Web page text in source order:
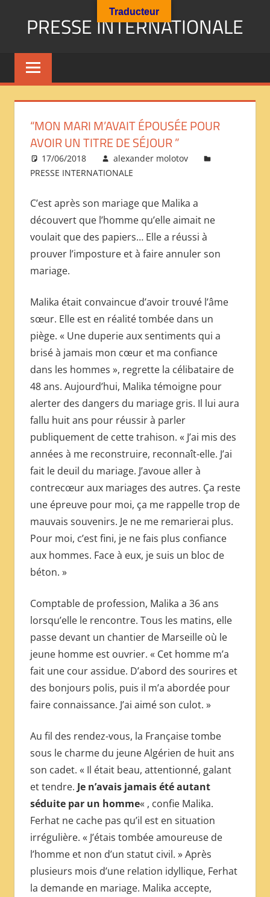
PRESSE INTERNATIONALE
Presse
Internationale
Géopolitique
Immigration
Société
Emploi
Economie
INTERNATIONAL
PRESS
REVIEW
——
ОБЗОР
ПРЕССЫ
“MON MARI M’AVAIT ÉPOUSÉE POUR
AVOIR UN TITRE DE SÉJOUR ”
17/06/2018
alexander molotov
PRESSE INTERNATIONALE
C’est après son mariage que Malika a
découvert que l’homme qu’elle aimait ne
voulait que des papiers… Elle a réussi à
prouver l’imposture et à faire annuler son
mariage.
Malika était convaincue d’avoir trouvé l’âme
sœur. Elle est en réalité tombée dans un
piège. « Une duperie aux sentiments qui a
brisé à jamais mon cœur et ma confiance
dans les hommes », regrette la célibataire de
48 ans. Aujourd’hui, Malika témoigne pour
alerter des dangers du mariage gris. Il lui aura
fallu huit ans pour réussir à parler
publiquement de cette trahison. « J’ai mis des
années à me reconstruire, reconnaît-elle. J’ai
fait le deuil du mariage. J’avoue aller à
contrecœur aux mariages des autres. Ça reste
une épreuve pour moi, ça me rappelle trop de
mauvais souvenirs. Je ne me remarierai plus.
Pour moi, c’est fini, je ne fais plus confiance
aux hommes. Face à eux, je suis un bloc de
béton. »
Comptable de profession, Malika a 36 ans
lorsqu’elle le rencontre. Tous les matins, elle
passe devant un chantier de Marseille où le
jeune homme est ouvrier. « Cet homme m’a
fait une cour assidue. D’abord des sourires et
des bonjours polis, puis il m’a abordée pour
faire connaissance. J’ai aimé son culot. »
Au fil des rendez-vous, la Française tombe
sous le charme du jeune Algérien de huit ans
son cadet. « Il était beau, attentionné, galant
et tendre. Je n’avais jamais été autant
séduite par un homme« , confie Malika.
Ferhat ne cache pas qu’il est en situation
irrégulière. « J’étais tombée amoureuse de
l’homme et non d’un statut civil. » Après
plusieurs mois d’une relation idyllique, Ferhat
la demande en mariage. Malika accepte,
Traducteur